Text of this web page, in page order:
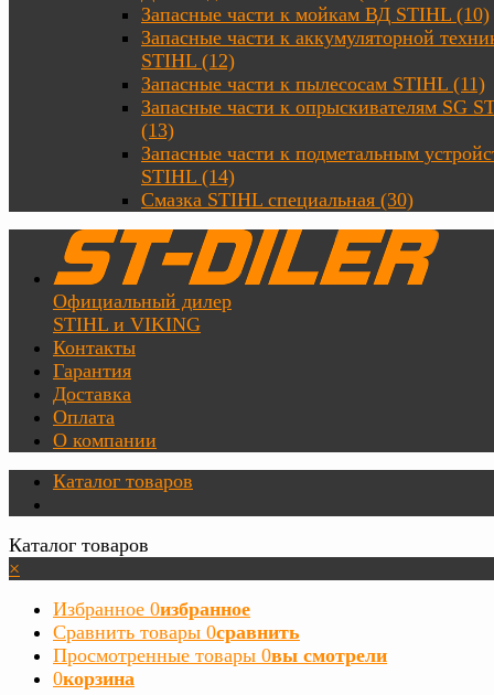
Запасные части к мойкам ВД STIHL (10)
Запасные части к аккумуляторной
STIHL (12)
Запасные части к пылесосам STIHL (11)
Запасные части к опрыскивателям SG
(13)
Запасные части к подметальным
STIHL (14)
Смазка STIHL специальная (30)
Официальный дилер
STIHL и VIKING
Контакты
Гарантия
Доставка
Оплата
О компании
Каталог товаров
Каталог товаров
×
Избранное 0избранное
Сравнить товары 0сравнить
Просмотренные товары 0вы смотрели
0корзина